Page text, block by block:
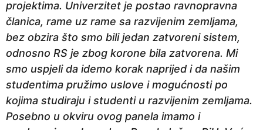
projektima. Univerzitet je postao ravnopravna
članica, rame uz rame sa razvijenim zemljama,
bez obzira što smo bili jedan zatvoreni sistem,
odnosno RS je zbog korone bila zatvorena. Mi
smo uspjeli da idemo korak naprijed i da našim
studentima pružimo uslove i mogućnosti po
kojima studiraju i studenti u razvijenim zemljama.
Posebno u okviru ovog panela imamo i